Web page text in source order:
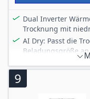
Dual Inverter
Trocknung mit
AI Dry: Passt die
Beladungsgröße
Automatisch
9